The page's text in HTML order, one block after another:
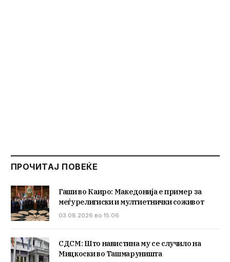
ПРОЧИТАЈ ПОВЕЌЕ
Гаши во Каиро: Македонија е пример за
меѓурелигиски и мултиетнички соживот
03.08.2026 во 15:06
СДСМ: Што навистина му се случило на
Мицкоски во Ташмаруништа